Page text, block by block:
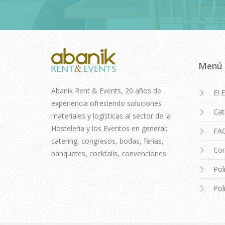
Abanik Rent & Events, 20 años de
experiencia ofreciendo soluciones
materiales y logísticas al sector de la
Hostelería y los Eventos en general;
catering, congresos, bodas, ferias,
banquetes, cocktails, convenciones.
Menú
El